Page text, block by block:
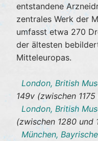
entstandene
zentrales Werk der
umfasst etwa 270
der ältesten
Mitteleuropas.
London, British
149v (zwischen
London, British
(zwischen 1280 und
München,